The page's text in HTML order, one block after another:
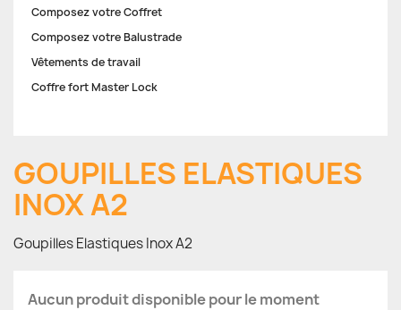
Composez votre Coffret
Composez votre Balustrade
Vêtements de travail
Coffre fort Master Lock
GOUPILLES ELASTIQUES
INOX A2
Goupilles Elastiques Inox A2
Aucun produit disponible pour le moment